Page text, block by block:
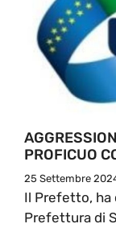
PROFICUO
25 Settembre
Il Prefetto, ha
Prefettura di